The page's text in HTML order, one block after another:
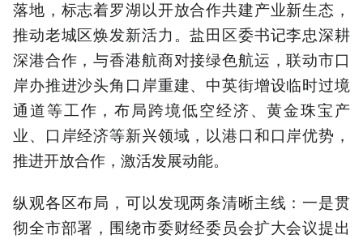
落地，标志着罗湖以开放合作共建产业新生态，
推动老城区焕发新活力。盐田区委书记李忠深耕
深港合作，与香港航商对接绿色航运，联动市口
岸办推进沙头角口岸重建、中英街增设临时过境
通道等工作，布局跨境低空经济、黄金珠宝产
业、口岸经济等新兴领域，以港口和口岸优势，
推进开放合作，激活发展动能。
纵观各区布局，可以发现两条清晰主线：一是贯
彻全市部署，围绕市委财经委员会扩大会议提出